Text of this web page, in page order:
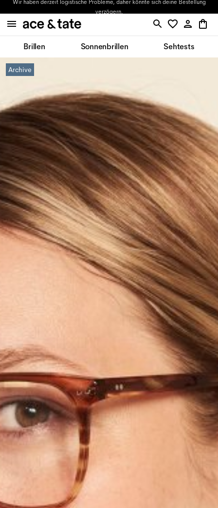
Wir haben derzeit logistische Probleme, daher könnte sich deine Bestellung
verzögern.
Brillen Sonnenbrillen Sehtests
Archive